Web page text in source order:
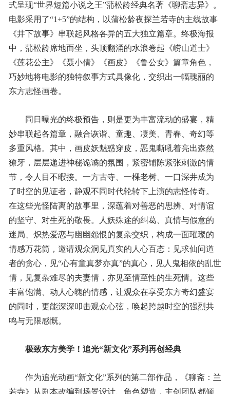
式呈现“世界短篇小说之王”蒲松龄经典名著《聊斋志异》。
电影采用了“1+5”的结构，以蒲松龄夜探兰若寺的主线故事
《井下故事》串联起风格各异的五大独立篇章。终极海报
中，蒲松龄席地而坐，头顶翻涌的水浪卷起《崂山道士》
《莲花公主》《聂小倩》《画皮》《鲁公女》篇章角色，
巧妙地将电影的独特叙事方式具像化，交织出一幅瑰丽的
东方志怪画卷。
同日曝光的终极预告，则是更为丰富流动的盛宴，精
妙串联起各篇章，融合诙谐、童趣、凄美、青春、奇幻等
多重风格。其中，画皮妖魅惑穿皮，恶鬼嘶吼着亮出森然
獠牙，层层递进神秘诡谲的氛围，紧密铺陈紧张刺激的情
节，令人目不暇接。一方古寺、一棵老树、一口深井成为
了时空的见证者，静观不同时代轮转下上演的志怪传奇。
在这些光怪陆离的故事里，深蕴着对善恶的思辨、对情谊
的坚守、对生死的敬畏。人妖殊途的纠葛、真情与假意的
迷局、炽热爱恋与幽幽怨恨的复杂交织，构成一面璀璨的
情感万花筒，邀请观众洞见真实的人心百态：见求仙问道
者的贪心，见“心有童真梦亦真”的真心，见人鬼相依的乱世
情，见复杂难尽的夫妻情，亦见至情至性的生死情。这些
丰富饱满、动人心魄的情感，让观众在享受东方奇幻盛宴
的同时，更能深深叩击观众心弦，唤起跨越时空的强烈共
鸣与无限感慨。
极致东方美学！追光“新文化”系列再创经典
作为追光动画“新文化”系列的第二部作品，《聊斋：兰
若寺》从剧本改编到场景设计、角色塑造，主创团队都倾